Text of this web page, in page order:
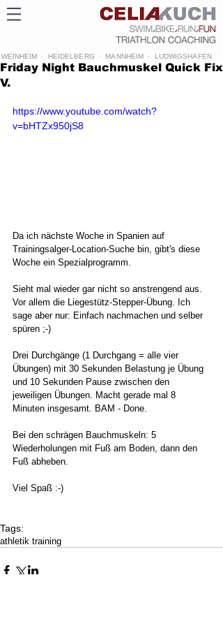
WEINHEIM · HEIDELBERG · MANNHEIM · LUDWIGSHAFEN
Friday Night Bauchmuskel Quick Fix
V.
https://www.youtube.com/watch?
v=bHTZx950jS8
Da ich nächste Woche in Spanien auf
Trainingsalger-Location-Suche bin, gibt's diese
Woche ein Spezialprogramm.
Sieht mal wieder gar nicht so anstrengend aus.
Vor allem die Liegestütz-Stepper-Übung. Ich
sage aber nur: Einfach nachmachen und selber
spüren ;-)
Drei Durchgänge (1 Durchgang = alle vier
Übungen) mit 30 Sekunden Belastung je Übung
und 10 Sekunden Pause zwischen den
jeweiligen Übungen. Macht gerade mal 8
Minuten insgesamt. BAM - Done.
Bei den schrägen Bauchmuskeln: 5
Wiederholungen mit Fuß am Boden, dann den
Fuß abheben.
Viel Spaß :-)
Tags:
athletik training